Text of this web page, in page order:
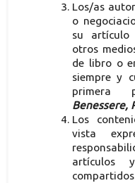
Los/as
o
su artículo
otros
de libro o
siempre y
primera
Benessere,
Los
vista
artículos